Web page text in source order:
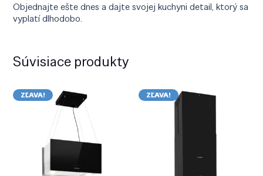
Objednajte ešte dnes a dajte svojej kuchyni detail, ktorý sa
vyplatí dlhodobo.
Súvisiace produkty
ZĽAVA! ZĽAVA!